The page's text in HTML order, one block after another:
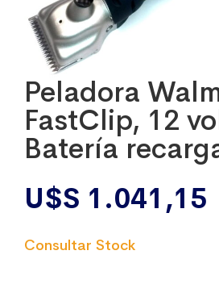
Peladora
FastClip, 12
Batería
U$S 1.041,15